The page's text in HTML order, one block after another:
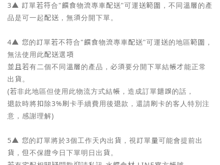
3▲ 訂單若符合"饌食物流專車配送"可運送範圍，不同溫層的產
品是可一起配送，無須分開下單。
4▲ 您的訂單若不符合"饌食物流專車配送"可運送的地區範圍，
無法使用此配送選項
並且若有二個不同溫層的產品，必須要分開下單結帳才能正常
出貨。
(若非此地區但使用此物流方式結帳，造成訂單錯誤的話，
退款時將扣除3%刷卡手續費用後退款，還請刷卡的客人特別注
意，感謝理解)
5▲ 您的訂單將於3個工作天內出貨，視訂單量可能會提前出
貨，但不保證今日下單明日出貨。